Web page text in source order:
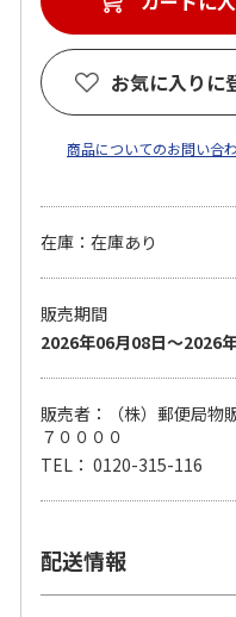
お気に入りに
商品についてのお問い合
在庫：在庫あり
販売期間
2026年06月08日～2026
販売者：（株）郵便局物
７００００
TEL： 0120-315-116
配送情報